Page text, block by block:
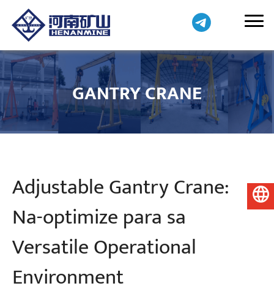
GANTRY CRANE
Adjustable Gantry Crane:
Na-optimize para sa
Versatile Operational
Environment
Pilipino